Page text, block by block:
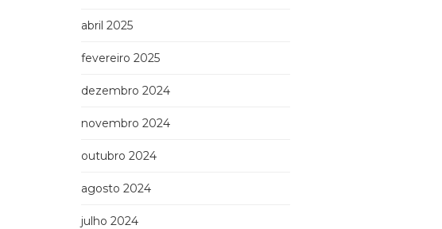
abril 2025
fevereiro 2025
dezembro 2024
novembro 2024
outubro 2024
agosto 2024
julho 2024